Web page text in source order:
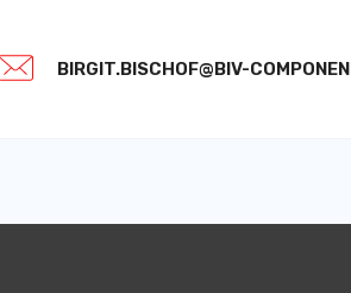
BIRGIT.BISCHOF@BIV-